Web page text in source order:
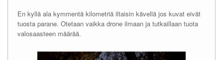
En kyllä ala kymmentä kilometriä iltaisin kävellä jos kuvat eivät
tuosta parane. Otetaan vaikka drone ilmaan ja tutkaillaan tuota
valosaasteen määrää.